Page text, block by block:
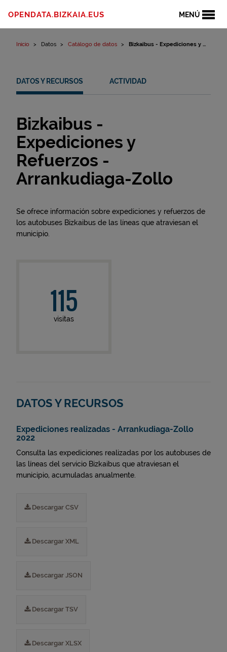
MENÚ
OPENDATA.BIZKAIA.EUS
Inicio Datos Catálogo de datos Bizkaibus - Expediciones y ...
DATOS Y RECURSOS ACTIVIDAD
Bizkaibus -
Expediciones y
Refuerzos -
Arrankudiaga-Zollo
Se ofrece información sobre expediciones y refuerzos de
los autobuses Bizkaibus de las líneas que atraviesan el
municipio.
115
visitas
DATOS Y RECURSOS
Expediciones realizadas - Arrankudiaga-Zollo
2022
Consulta las expediciones realizadas por los autobuses de
las líneas del servicio Bizkaibus que atraviesan el
municipio, acumuladas anualmente.
Descargar CSV
Descargar XML
Descargar JSON
Descargar TSV
Descargar XLSX